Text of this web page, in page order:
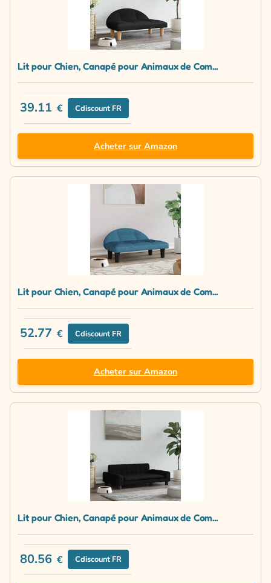
Lit pour Chien, Canapé pour Animaux de Com...
39.11 € Cdiscount FR
Acheter sur Amazon
Lit pour Chien, Canapé pour Animaux de Com...
52.77 € Cdiscount FR
Acheter sur Amazon
Lit pour Chien, Canapé pour Animaux de Com...
80.56 € Cdiscount FR